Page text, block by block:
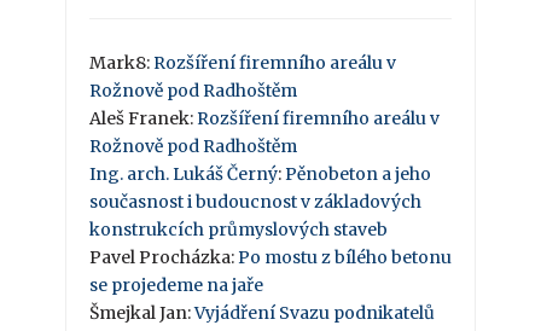
Mark8: Rozšíření firemního areálu v
Rožnově pod Radhoštěm
Aleš Franek: Rozšíření firemního areálu v
Rožnově pod Radhoštěm
Ing. arch. Lukáš Černý: Pěnobeton a jeho
současnost i budoucnost v základových
konstrukcích průmyslových staveb
Pavel Procházka: Po mostu z bílého betonu
se projedeme na jaře
Šmejkal Jan:Vyjádření Svazu podnikatelů